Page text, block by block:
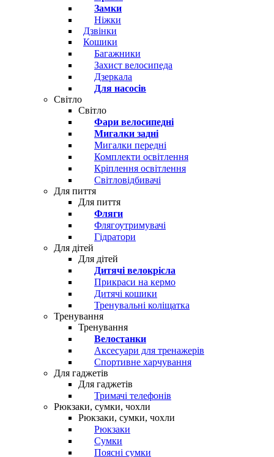
Замки
Ніжки
Дзвінки
Кошики
Багажники
Захист велосипеда
Дзеркала
Для насосів
Світло
Світло
Фари велосипедні
Мигалки задні
Мигалки передні
Комплекти освітлення
Кріплення освітлення
Світловідбивачі
Для пиття
Для пиття
Фляги
Флягоутримувачі
Гідратори
Для дітей
Для дітей
Дитячі велокрісла
Прикраси на кермо
Дитячі кошики
Тренувальні коліщатка
Тренування
Тренування
Велостанки
Аксесуари для тренажерів
Спортивне харчування
Для гаджетів
Для гаджетів
Тримачі телефонів
Рюкзаки, сумки, чохли
Рюкзаки, сумки, чохли
Рюкзаки
Сумки
Поясні сумки